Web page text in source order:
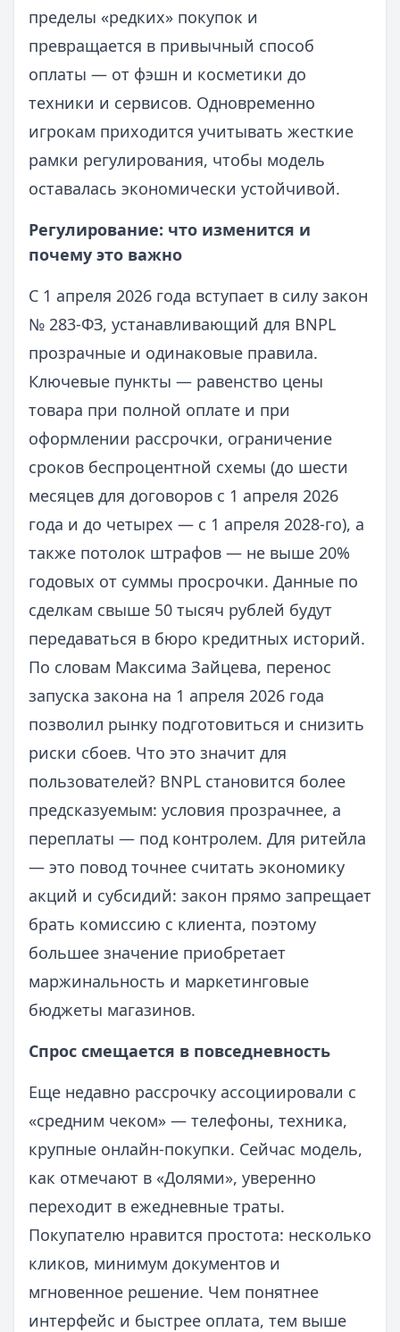
пределы «редких» покупок и
превращается в привычный способ
оплаты — от фэшн и косметики до
техники и сервисов. Одновременно
игрокам приходится учитывать жесткие
рамки регулирования, чтобы модель
оставалась экономически устойчивой.
Регулирование: что изменится и
почему это важно
С 1 апреля 2026 года вступает в силу закон
№ 283-ФЗ, устанавливающий для BNPL
прозрачные и одинаковые правила.
Ключевые пункты — равенство цены
товара при полной оплате и при
оформлении рассрочки, ограничение
сроков беспроцентной схемы (до шести
месяцев для договоров с 1 апреля 2026
года и до четырех — с 1 апреля 2028-го), а
также потолок штрафов — не выше 20%
годовых от суммы просрочки. Данные по
сделкам свыше 50 тысяч рублей будут
передаваться в бюро кредитных историй.
По словам Максима Зайцева, перенос
запуска закона на 1 апреля 2026 года
позволил рынку подготовиться и снизить
риски сбоев. Что это значит для
пользователей? BNPL становится более
предсказуемым: условия прозрачнее, а
переплаты — под контролем. Для ритейла
— это повод точнее считать экономику
акций и субсидий: закон прямо запрещает
брать комиссию с клиента, поэтому
большее значение приобретает
маржинальность и маркетинговые
бюджеты магазинов.
Спрос смещается в повседневность
Еще недавно рассрочку ассоциировали с
«средним чеком» — телефоны, техника,
крупные онлайн-покупки. Сейчас модель,
как отмечают в «Долями», уверенно
переходит в ежедневные траты.
Покупателю нравится простота: несколько
кликов, минимум документов и
мгновенное решение. Чем понятнее
интерфейс и быстрее оплата, тем выше